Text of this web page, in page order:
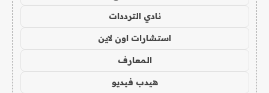
نادي الترددات
استشارات اون لاين
المعارف
هيدب فيديو